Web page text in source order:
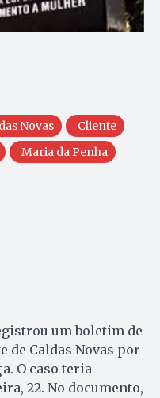
Novas
Cliente
Maria da Penha
um boletim de
Caldas Novas por
O caso teria
22. No documento,